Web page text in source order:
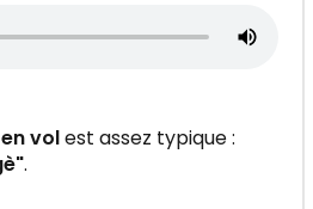
volest assez typique :
.